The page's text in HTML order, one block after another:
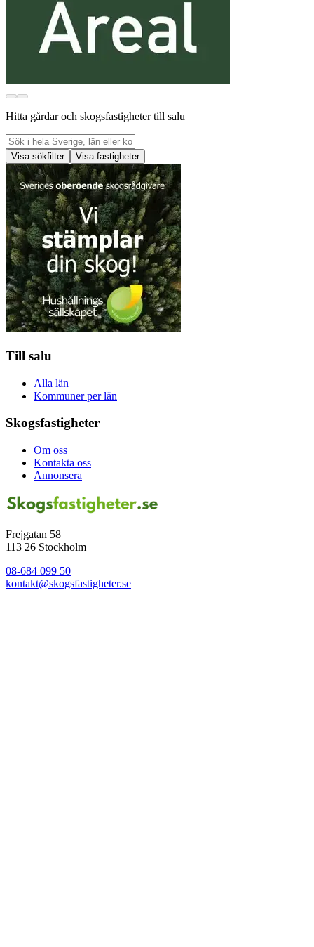
Hitta gårdar och skogsfastigheter till salu
Visa sökfilter Visa fastigheter
Till salu
Alla län
Kommuner per län
Skogsfastigheter
Om oss
Kontakta oss
Annonsera
Frejgatan 58
113 26 Stockholm
08-684 099 50
kontakt@skogsfastigheter.se